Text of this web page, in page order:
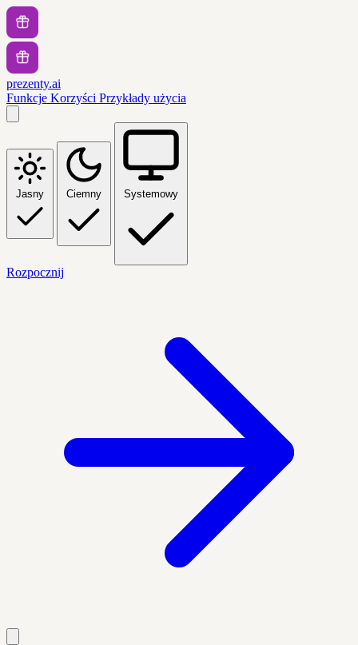
prezenty.ai
Funkcje Korzyści Przykłady użycia
Jasny Ciemny Systemowy
Rozpocznij